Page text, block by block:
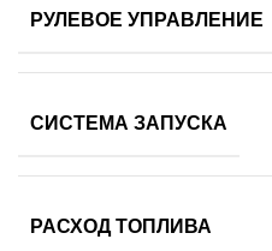
РУЛЕВОЕ УПРАВЛЕНИЕ
СИСТЕМА ЗАПУСКА
РАСХОД ТОПЛИВА